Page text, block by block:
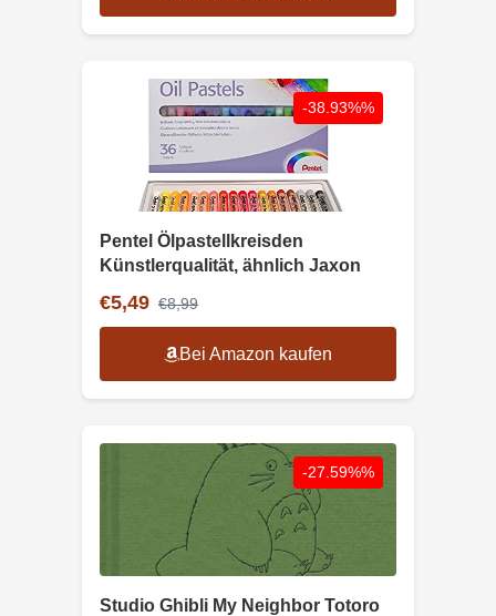
-38.93%%
Pentel Ölpastellkreisden
Künstlerqualität, ähnlich Jaxon
€5,49 €8,99
Bei Amazon kaufen
-27.59%%
Studio Ghibli My Neighbor Totoro